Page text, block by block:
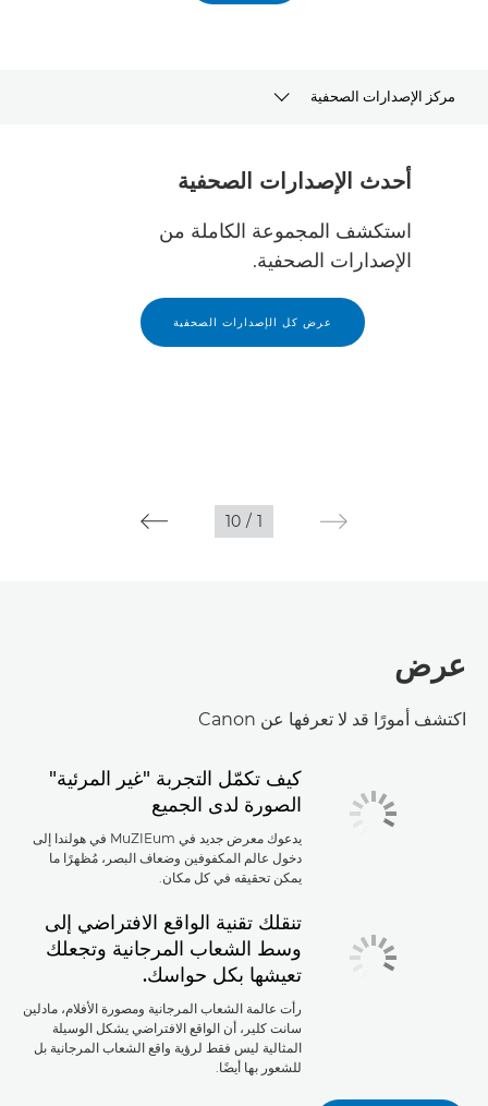
مركز الإصدارات الصحفية
الأشخاص المسؤولون عن الإصدارات الصحفية
أحدث الإصدارات الصحفية
استكشف المجموعة الكاملة من
الإصدارات الصحفية.
عرض كل الإصدارات الصحفية
1
/
10
عرض
اكتشف أمورًا قد لا تعرفها عن Canon
كيف تكمّل التجربة "غير المرئية"
الصورة لدى الجميع
يدعوك معرض جديد في MuZIEum في هولندا إلى
دخول عالم المكفوفين وضعاف البصر، مُظهرًا ما
يمكن تحقيقه في كل مكان.
تنقلك تقنية الواقع الافتراضي إلى
وسط الشعاب المرجانية وتجعلك
تعيشها بكل حواسك.
رأت عالمة الشعاب المرجانية ومصورة الأفلام، مادلين
سانت كلير، أن الواقع الافتراضي يشكل الوسيلة
المثالية ليس فقط لرؤية واقع الشعاب المرجانية بل
للشعور بها أيضًا.